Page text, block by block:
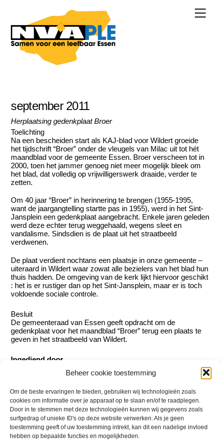
Beheer cookie toestemming
Om de beste ervaringen te bieden, gebruiken wij technologieën zoals
cookies om informatie over je apparaat op te slaan en/of te raadplegen.
Door in te stemmen met deze technologieën kunnen wij gegevens zoals
surfgedrag of unieke ID's op deze website verwerken. Als je geen
toestemming geeft of uw toestemming intrekt, kan dit een nadelige invloed
hebben op bepaalde functies en mogelijkheden.
september 2011
Herplaatsing gedenkplaat Broer
Toelichting
Na een bescheiden start als KAJ-blad voor Wildert groeide
het tijdschrift “Broer” onder de vleugels van Milac uit tot hét
maandblad voor de gemeente Essen. Broer verscheen tot in
2000, toen het jammer genoeg niet meer mogelijk bleek om
het blad, dat volledig op vrijwilligerswerk draaide, verder te
zetten.
Om 40 jaar “Broer” in herinnering te brengen (1955-1995,
want de jaargangtelling startte pas in 1955), werd in het Sint-
Jansplein een gedenkplaat aangebracht. Enkele jaren geleden
werd deze echter terug weggehaald, wegens sleet en
vandalisme. Sindsdien is de plaat uit het straatbeeld
verdwenen.
De plaat verdient nochtans een plaatsje in onze gemeente –
uiteraard in Wildert waar zowat alle bezielers van het blad hun
thuis hadden. De omgeving van de kerk lijkt hiervoor geschikt
: het is er rustiger dan op het Sint-Jansplein, maar er is toch
voldoende sociale controle.
Besluit
De gemeenteraad van Essen geeft opdracht om de
gedenkplaat voor het maandblad “Broer” terug een plaats te
geven in het straatbeeld van Wildert.
Ingediend door
Geert Vandekeybus